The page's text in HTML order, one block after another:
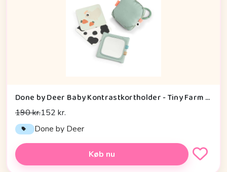
Done by Deer Baby Kontrastkortholder - Tiny Farm - Grøn
190 kr.152 kr.
Done by Deer
Køb nu